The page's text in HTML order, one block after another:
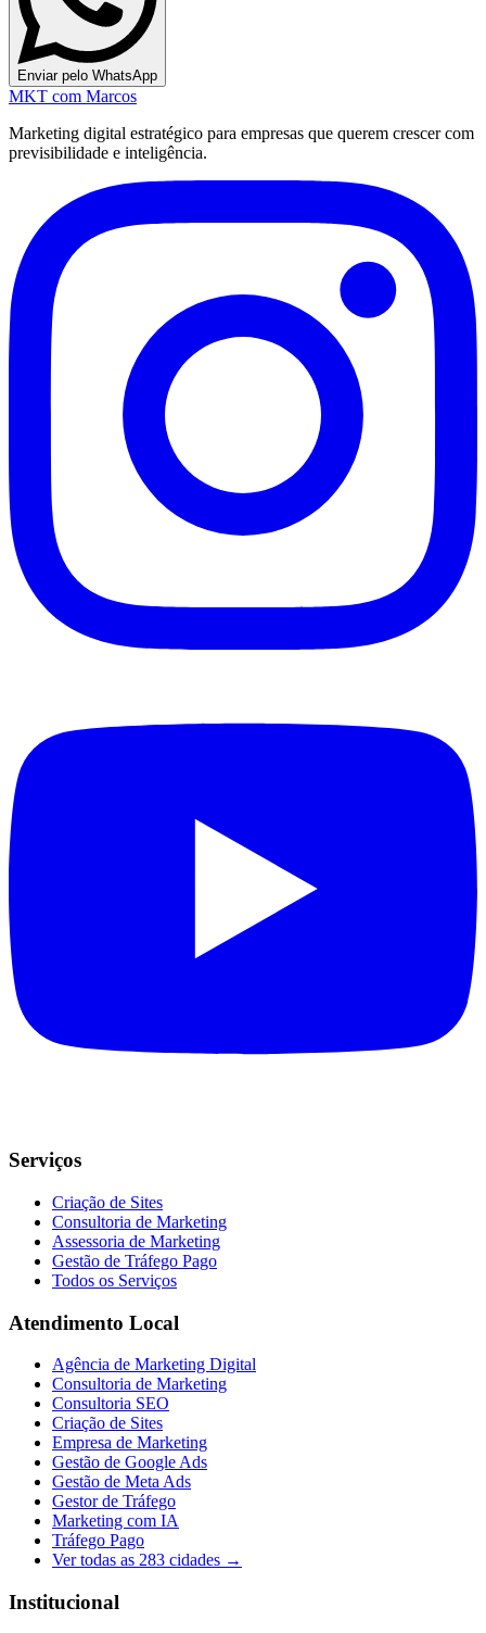
Enviar pelo WhatsApp
MKT com Marcos
Marketing digital estratégico para empresas que querem crescer com
previsibilidade e inteligência.
Serviços
Criação de Sites
Consultoria de Marketing
Assessoria de Marketing
Gestão de Tráfego Pago
Todos os Serviços
Atendimento Local
Agência de Marketing Digital
Consultoria de Marketing
Consultoria SEO
Criação de Sites
Empresa de Marketing
Gestão de Google Ads
Gestão de Meta Ads
Gestor de Tráfego
Marketing com IA
Tráfego Pago
Ver todas as 283 cidades →
Institucional